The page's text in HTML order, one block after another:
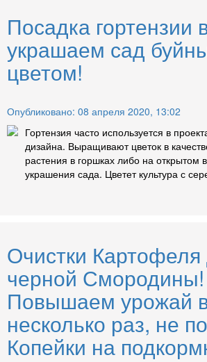
Посадка гортензии
украшаем сад
цветом!
Опубликовано: 08 апреля 2020, 13:02
Гортензия часто используется в
дизайна. Выращивают цветок в
растения в горшках либо на открытом
украшения сада. Цветет культура с
Очистки
черной Смородины!
Повышаем урожай
несколько раз, не
Копейки на